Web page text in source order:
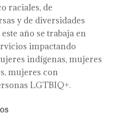
raciales, de
y de diversidades
año se trabaja en
impactando
indígenas, mujeres
mujeres con
LGTBIQ+.